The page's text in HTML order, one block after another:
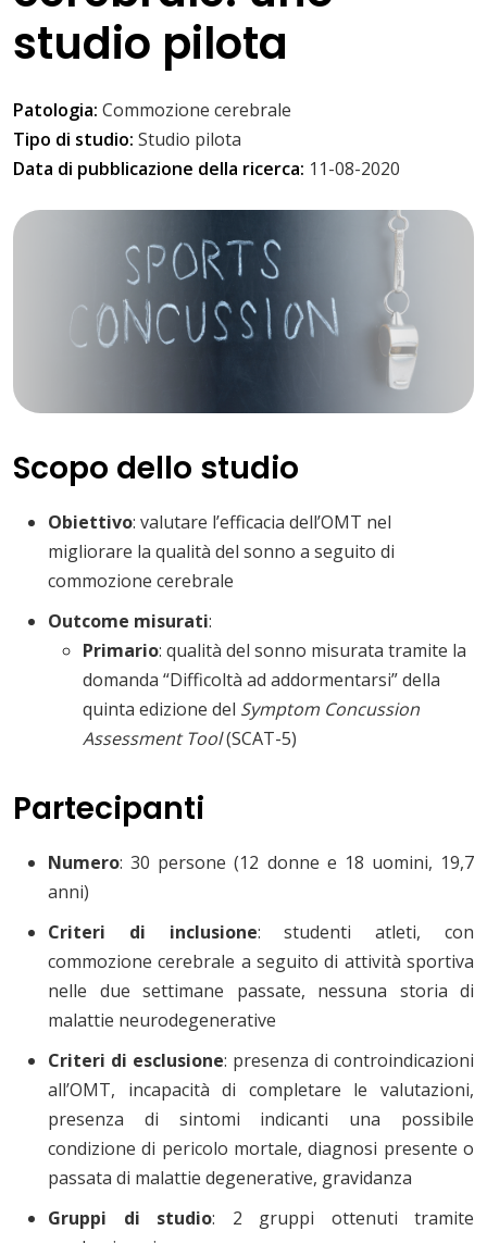
studio pilota
Patologia: Commozione cerebrale
Tipo di studio: Studio pilota
Data di pubblicazione della ricerca: 11-08-2020
Scopo dello studio
Obiettivo: valutare l’efficacia dell’OMT nel
migliorare la qualità del sonno a seguito di
commozione cerebrale
Outcome misurati:
Primario: qualità del sonno misurata tramite la
domanda “Difficoltà ad addormentarsi” della
quinta edizione del Symptom Concussion
Assessment Tool(SCAT-5)
Partecipanti
Numero: 30 persone (12 donne e 18 uomini, 19,7
anni)
Criteri di inclusione: studenti atleti, con
commozione cerebrale a seguito di attività sportiva
nelle due settimane passate, nessuna storia di
malattie neurodegenerative
Criteri di esclusione: presenza di controindicazioni
all’OMT, incapacità di completare le valutazioni,
presenza di sintomi indicanti una possibile
condizione di pericolo mortale, diagnosi presente o
passata di malattie degenerative, gravidanza
Gruppi di studio: 2 gruppi ottenuti tramite